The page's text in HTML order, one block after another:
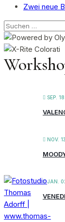
Zwei neue
Suchen
nach:
SEP.
NOV.
JAN.